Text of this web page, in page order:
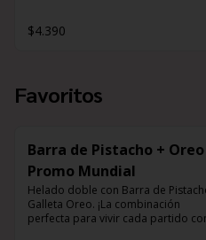
$4.390
Favoritos
Barra de Pistacho + Oreo
Promo Mundial
Helado doble con Barra de
Galleta Oreo. ¡La combinación
perfecta para vivir cada partido